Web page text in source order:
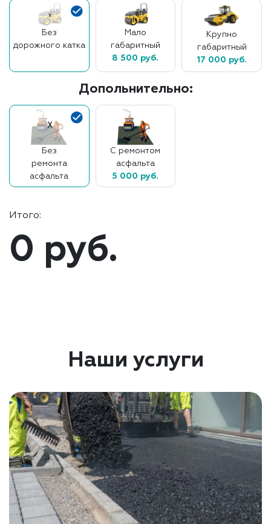
Без
дорожного катка
Мало
габаритный
8 500 руб.
Крупно
габаритный
17 000 руб.
Допольнительно:
Без
ремонта
асфальта
С ремонтом
асфальта
5 000 руб.
Итого:
0 руб.
Наши услуги